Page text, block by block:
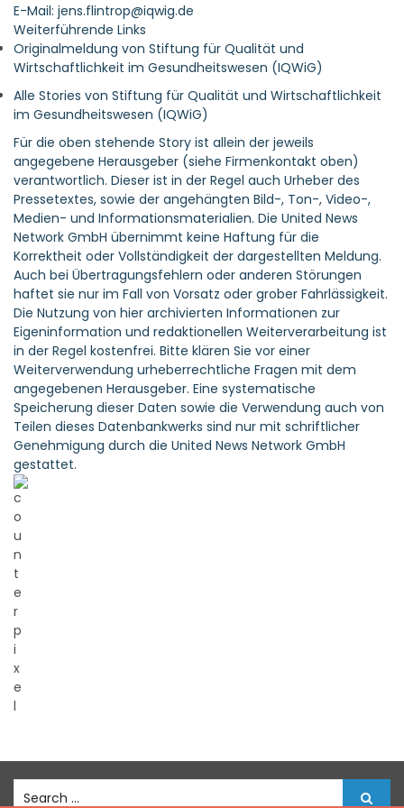
E-Mail: jens.flintrop@iqwig.de
Weiterführende Links
Originalmeldung von Stiftung für Qualität und
Wirtschaftlichkeit im Gesundheitswesen (IQWiG)
Alle Stories von Stiftung für Qualität und Wirtschaftlichkeit
im Gesundheitswesen (IQWiG)
Für die oben stehende Story ist allein der jeweils
angegebene Herausgeber (siehe Firmenkontakt oben)
verantwortlich. Dieser ist in der Regel auch Urheber des
Pressetextes, sowie der angehängten Bild-, Ton-, Video-,
Medien- und Informationsmaterialien. Die United News
Network GmbH übernimmt keine Haftung für die
Korrektheit oder Vollständigkeit der dargestellten Meldung.
Auch bei Übertragungsfehlern oder anderen Störungen
haftet sie nur im Fall von Vorsatz oder grober Fahrlässigkeit.
Die Nutzung von hier archivierten Informationen zur
Eigeninformation und redaktionellen Weiterverarbeitung ist
in der Regel kostenfrei. Bitte klären Sie vor einer
Weiterverwendung urheberrechtliche Fragen mit dem
angegebenen Herausgeber. Eine systematische
Speicherung dieser Daten sowie die Verwendung auch von
Teilen dieses Datenbankwerks sind nur mit schriftlicher
Genehmigung durch die United News Network GmbH
gestattet.